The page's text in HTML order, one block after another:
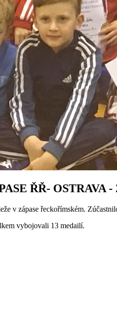
ŘŘ- OSTRAVA -
v zápase řeckořímském.
vybojovali 13 medailí.